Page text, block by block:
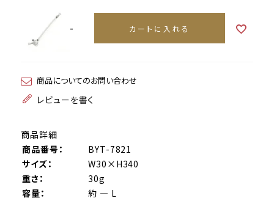
- カートに入れる
商品についてのお問い合わせ
レビューを書く
商品詳細
商品番号：
BYT-7821
サイズ：
W30×H340
重さ：
30g
容量：
約 ― L